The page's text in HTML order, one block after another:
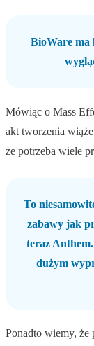
BioWare ma
Mówiąc o Mass
akt tworzenia
że potrzeba wiele
To
zabawy jak
teraz
dużym
Ponadto wiemy,